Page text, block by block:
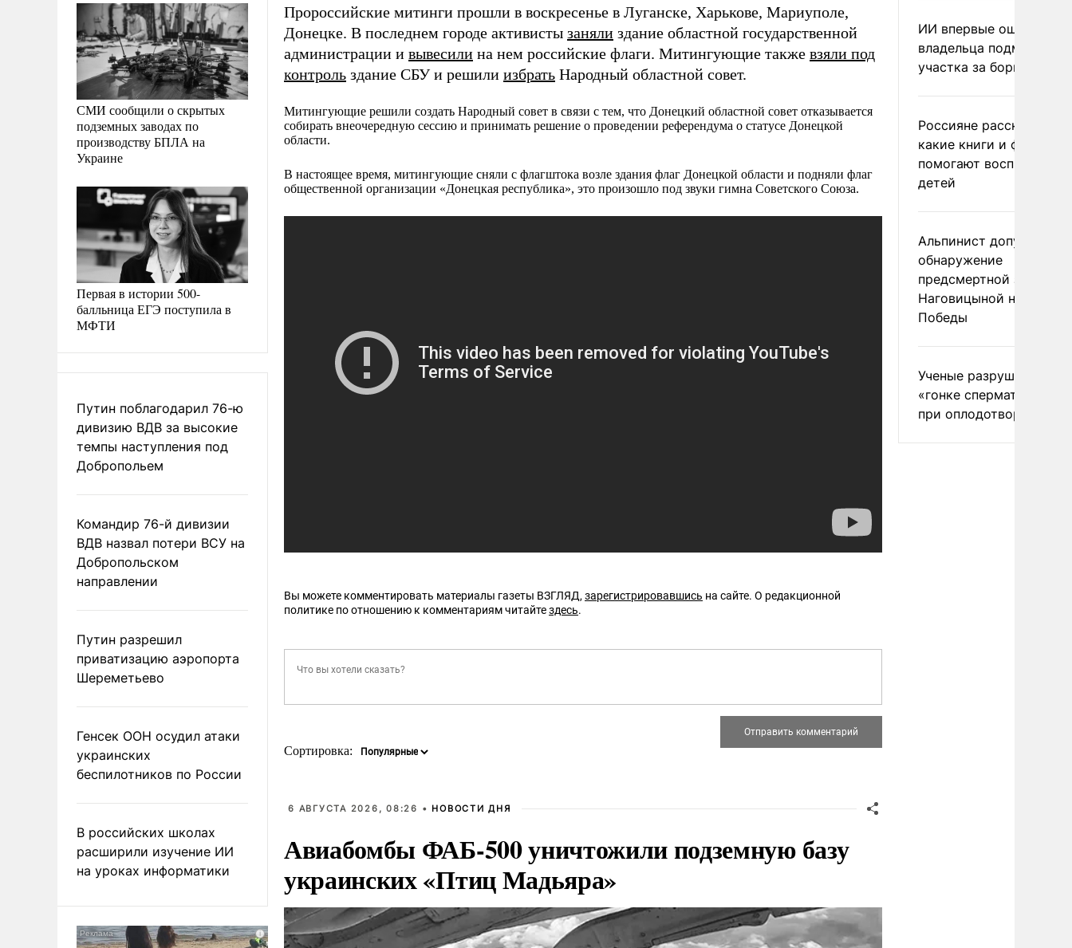
СМИ сообщили о скрытых
подземных заводах по
производству БПЛА на
Украине
Первая в истории 500-
балльница ЕГЭ поступила в
МФТИ
Путин поблагодарил 76-ю
дивизию ВДВ за высокие
темпы наступления под
Добропольем
Командир 76-й дивизии
ВДВ назвал потери ВСУ на
Добропольском
направлении
Путин разрешил
приватизацию аэропорта
Шереметьево
Генсек ООН осудил атаки
украинских
беспилотников по России
В российских школах
расширили изучение ИИ
на уроках информатики
Пророссийские митинги прошли в воскресенье в Луганске, Харькове, Мариуполе,
Донецке. В последнем городе активисты заняли здание областной государственной
администрации и вывесили на нем российские флаги. Митингующие также взяли под
контроль здание СБУ и решили избрать Народный областной совет.
Митингующие решили создать Народный совет в связи с тем, что Донецкий областной совет отказывается
собирать внеочередную сессию и принимать решение о проведении референдума о статусе Донецкой
области.
В настоящее время, митингующие сняли с флагштока возле здания флаг Донецкой области и подняли флаг
общественной организации «Донецкая республика», это произошло под звуки гимна Советского Союза.
Вы можете комментировать материалы газеты ВЗГЛЯД, зарегистрировавшись на сайте. О редакционной
политике по отношению к комментариям читайтездесь.
Сортировка:
6 АВГУСТА 2026, 08:26 • НОВОСТИ ДНЯ
Авиабомбы ФАБ-500 уничтожили подземную базу
украинских «Птиц Мадьяра»
ИИ впервые
владельца
участка за борщевик
Россияне рассказали,
какие книги и фильмы
помогают воспитывать
детей
Альпинист допустил
обнаружение
предсмертной записки
Наговицыной на пике
Победы
Ученые разрушили миф
«гонке
при оплодотворении